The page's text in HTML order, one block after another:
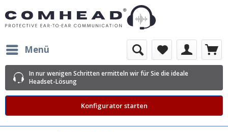
Menü
In nur wenigen Schritten ermitteln wir für Sie die ideale
Headset-Lösung
Konfigurator starten
Components/Session/PdoSessionHandler.php:536
Components/Session/PdoSessionHandler.php(536):